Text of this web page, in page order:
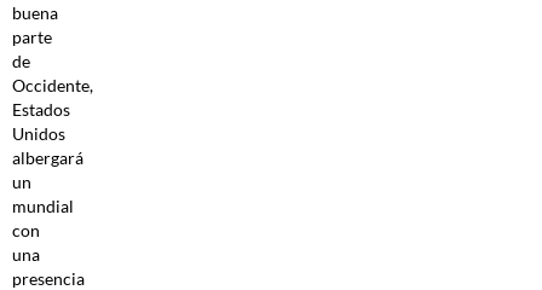
buena
parte
de
Occidente,
Estados
Unidos
albergará
un
mundial
con
una
presencia